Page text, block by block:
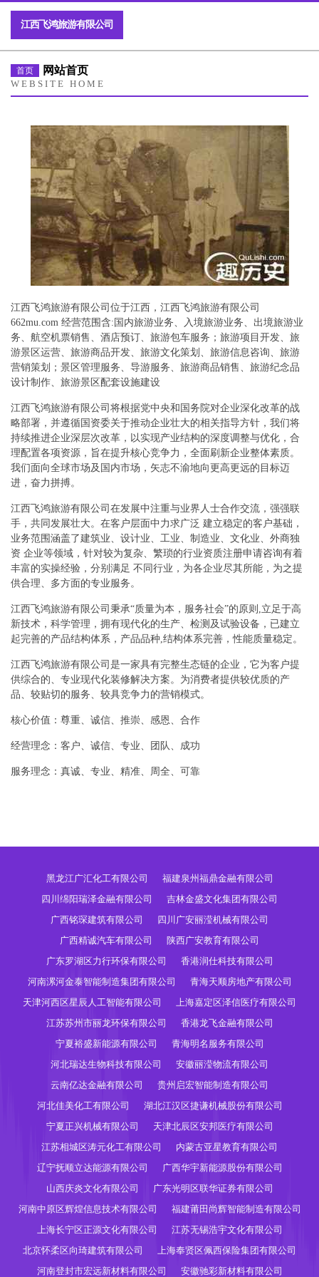
江西飞鸿旅游有限公司
首页 网站首页
WEBSITE HOME
江西飞鸿旅游有限公司位于江西，江西飞鸿旅游有限公司
662mu.com 经营范围含:国内旅游业务、入境旅游业务、出境旅游业
务、航空机票销售、酒店预订、旅游包车服务；旅游项目开发、旅
游景区运营、旅游商品开发、旅游文化策划、旅游信息咨询、旅游
营销策划；景区管理服务、导游服务、旅游商品销售、旅游纪念品
设计制作、旅游景区配套设施建设
江西飞鸿旅游有限公司将根据党中央和国务院对企业深化改革的战
略部署，并遵循国资委关于推动企业壮大的相关指导方针，我们将
持续推进企业深层次改革，以实现产业结构的深度调整与优化，合
理配置各项资源，旨在提升核心竞争力，全面刷新企业整体素质。
我们面向全球市场及国内市场，矢志不渝地向更高更远的目标迈
进，奋力拼搏。
江西飞鸿旅游有限公司在发展中注重与业界人士合作交流，强强联
手，共同发展壮大。在客户层面中力求广泛 建立稳定的客户基础，
业务范围涵盖了建筑业、设计业、工业、制造业、文化业、外商独
资 企业等领域，针对较为复杂、繁琐的行业资质注册申请咨询有着
丰富的实操经验，分别满足 不同行业，为各企业尽其所能，为之提
供合理、多方面的专业服务。
江西飞鸿旅游有限公司秉承“质量为本，服务社会”的原则,立足于高
新技术，科学管理，拥有现代化的生产、检测及试验设备，已建立
起完善的产品结构体系，产品品种,结构体系完善，性能质量稳定。
江西飞鸿旅游有限公司是一家具有完整生态链的企业，它为客户提
供综合的、专业现代化装修解决方案。为消费者提供较优质的产
品、较贴切的服务、较具竞争力的营销模式。
核心价值：尊重、诚信、推崇、感恩、合作
经营理念：客户、诚信、专业、团队、成功
服务理念：真诚、专业、精准、周全、可靠
黑龙江广汇化工有限公司
福建泉州福鼎金融有限公司
四川绵阳瑞泽金融有限公司
吉林金盛文化集团有限公司
广西铭琛建筑有限公司
四川广安丽滢机械有限公司
广西精诚汽车有限公司
陕西广安教育有限公司
广东罗湖区力行环保有限公司
香港润仕科技有限公司
河南漯河金泰智能制造集团有限公司
青海天顺房地产有限公司
天津河西区星辰人工智能有限公司
上海嘉定区泽信医疗有限公司
江苏苏州市丽龙环保有限公司
香港龙飞金融有限公司
宁夏裕盛新能源有限公司
青海明名服务有限公司
河北瑞达生物科技有限公司
安徽丽滢物流有限公司
云南亿达金融有限公司
贵州启宏智能制造有限公司
河北佳美化工有限公司
湖北江汉区捷谦机械股份有限公司
宁夏正兴机械有限公司
天津北辰区安邦医疗有限公司
江苏相城区涛元化工有限公司
内蒙古亚星教育有限公司
辽宁抚顺立达能源有限公司
广西华宇新能源股份有限公司
山西庆炎文化有限公司
广东光明区联华证券有限公司
河南中原区辉煌信息技术有限公司
福建莆田尚辉智能制造有限公司
上海长宁区正源文化有限公司
江苏无锡浩宇文化有限公司
北京怀柔区向琦建筑有限公司
上海奉贤区佩西保险集团有限公司
河南登封市宏远新材料有限公司
安徽驰彩新材料有限公司